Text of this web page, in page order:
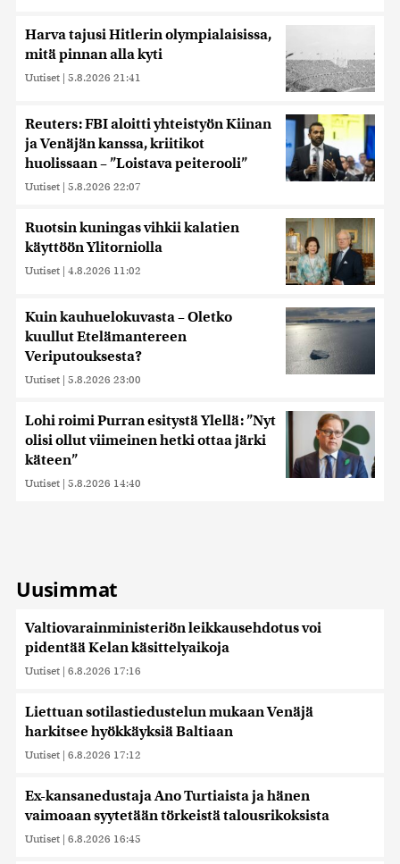
Harva tajusi Hitlerin olympialaisissa,
mitä pinnan alla kyti
Uutiset | 5.8.2026 21:41
Reuters: FBI aloitti yhteistyön Kiinan
ja Venäjän kanssa, kriitikot
huolissaan – ”Loistava peiterooli”
Uutiset | 5.8.2026 22:07
Ruotsin kuningas vihkii kalatien
käyttöön Ylitorniolla
Uutiset | 4.8.2026 11:02
Kuin kauhuelokuvasta – Oletko
kuullut Etelämantereen
Veriputouksesta?
Uutiset | 5.8.2026 23:00
Lohi roimi Purran esitystä Ylellä: ”Nyt
olisi ollut viimeinen hetki ottaa järki
käteen”
Uutiset | 5.8.2026 14:40
Uusimmat
Valtiovarainministeriön leikkausehdotus voi
pidentää Kelan käsittelyaikoja
Uutiset | 6.8.2026 17:16
Liettuan sotilastiedustelun mukaan Venäjä
harkitsee hyökkäyksiä Baltiaan
Uutiset | 6.8.2026 17:12
Ex-kansanedustaja Ano Turtiaista ja hänen
vaimoaan syytetään törkeistä talousrikoksista
Uutiset | 6.8.2026 16:45